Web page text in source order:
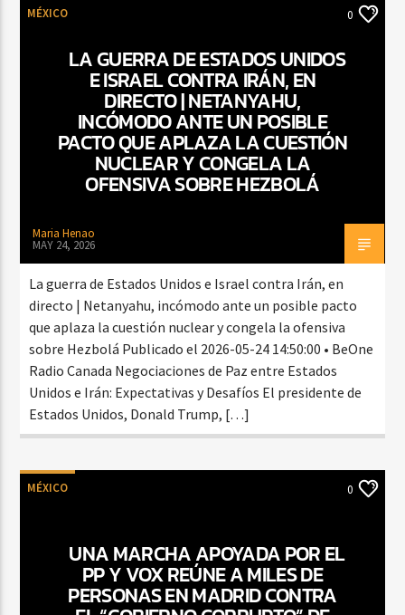
MÉXICO 0
LA GUERRA DE ESTADOS UNIDOS
E ISRAEL CONTRA IRÁN, EN
DIRECTO | NETANYAHU,
INCÓMODO ANTE UN POSIBLE
PACTO QUE APLAZA LA CUESTIÓN
NUCLEAR Y CONGELA LA
OFENSIVA SOBRE HEZBOLÁ
Maria Henao
MAY 24, 2026
La guerra de Estados Unidos e Israel contra Irán, en
directo | Netanyahu, incómodo ante un posible pacto
que aplaza la cuestión nuclear y congela la ofensiva
sobre Hezbolá Publicado el 2026-05-24 14:50:00 • BeOne
Radio Canada Negociaciones de Paz entre Estados
Unidos e Irán: Expectativas y Desafíos El presidente de
Estados Unidos, Donald Trump, […]
MÉXICO 0
UNA MARCHA APOYADA POR EL
PP Y VOX REÚNE A MILES DE
PERSONAS EN MADRID CONTRA